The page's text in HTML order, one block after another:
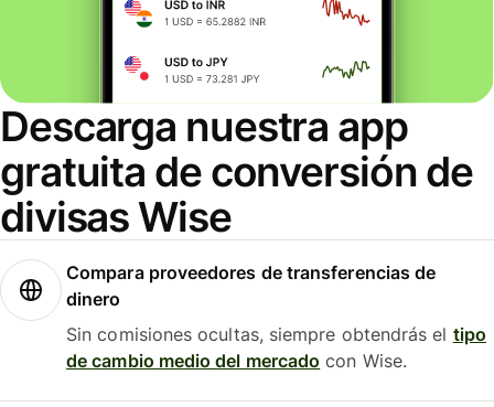
Descarga nuestra app
gratuita de conversión de
divisas Wise
Compara proveedores de transferencias de
dinero
Sin comisiones ocultas, siempre obtendrás el tipo
de cambio medio del mercado con Wise.